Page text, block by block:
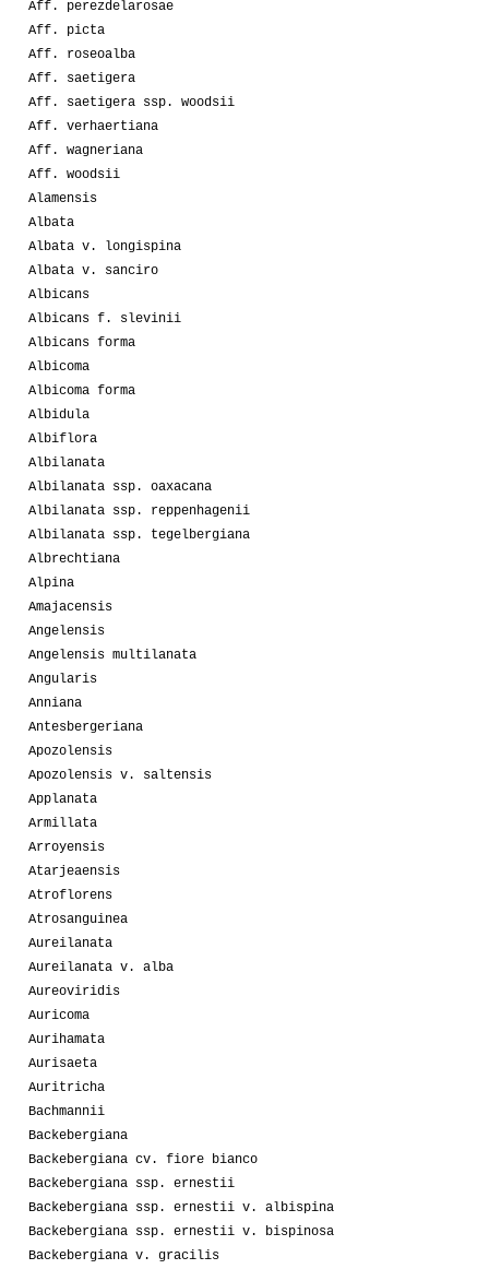
Aff. perezdelarosae
Aff. picta
Aff. roseoalba
Aff. saetigera
Aff. saetigera ssp. woodsii
Aff. verhaertiana
Aff. wagneriana
Aff. woodsii
Alamensis
Albata
Albata v. longispina
Albata v. sanciro
Albicans
Albicans f. slevinii
Albicans forma
Albicoma
Albicoma forma
Albidula
Albiflora
Albilanata
Albilanata ssp. oaxacana
Albilanata ssp. reppenhagenii
Albilanata ssp. tegelbergiana
Albrechtiana
Alpina
Amajacensis
Angelensis
Angelensis multilanata
Angularis
Anniana
Antesbergeriana
Apozolensis
Apozolensis v. saltensis
Applanata
Armillata
Arroyensis
Atarjeaensis
Atroflorens
Atrosanguinea
Aureilanata
Aureilanata v. alba
Aureoviridis
Auricoma
Aurihamata
Aurisaeta
Auritricha
Bachmannii
Backebergiana
Backebergiana cv. fiore bianco
Backebergiana ssp. ernestii
Backebergiana ssp. ernestii v. albispina
Backebergiana ssp. ernestii v. bispinosa
Backebergiana v. gracilis